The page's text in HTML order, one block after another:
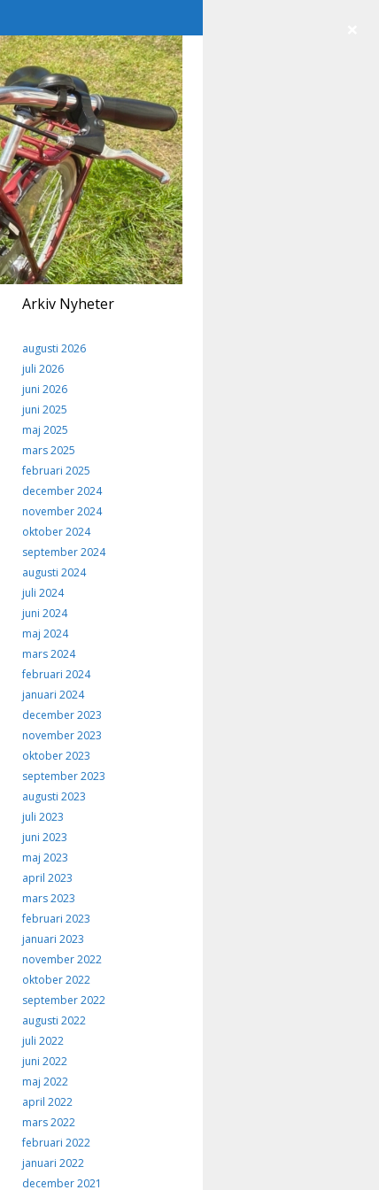
Arkiv Nyheter
augusti 2026
juli 2026
juni 2026
juni 2025
maj 2025
mars 2025
februari 2025
december 2024
november 2024
oktober 2024
september 2024
augusti 2024
juli 2024
juni 2024
maj 2024
mars 2024
februari 2024
januari 2024
december 2023
november 2023
oktober 2023
september 2023
augusti 2023
juli 2023
juni 2023
maj 2023
april 2023
mars 2023
februari 2023
januari 2023
november 2022
oktober 2022
september 2022
augusti 2022
juli 2022
juni 2022
maj 2022
april 2022
mars 2022
februari 2022
januari 2022
december 2021